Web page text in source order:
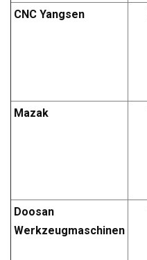
CNC Yangsen
Mazak
Doosan
Werkzeugmaschinen